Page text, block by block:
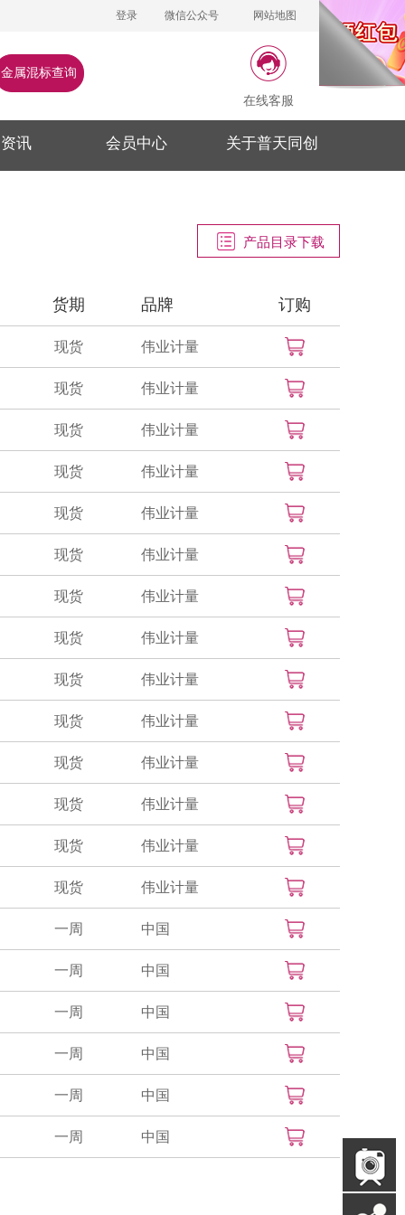
登录 微信公众号 网站地图
金属混标查询
在线客服
讯 会员中心 关于普天同创
产品目录下载
货期 品牌 订购
现货 伟业计量
现货 伟业计量
现货 伟业计量
现货 伟业计量
现货 伟业计量
现货 伟业计量
现货 伟业计量
现货 伟业计量
现货 伟业计量
现货 伟业计量
现货 伟业计量
现货 伟业计量
现货 伟业计量
现货 伟业计量
一周 中国
一周 中国
一周 中国
一周 中国
一周 中国
一周 中国